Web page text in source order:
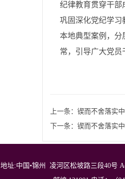
纪律教育贯穿干部
巩固深化党纪学习
本地典型案例，分
常，引导广大党
上一条： 锲而不舍落实
下一条： 锲而不舍落实
地址:中国•锦州 凌河区松坡路三段40号